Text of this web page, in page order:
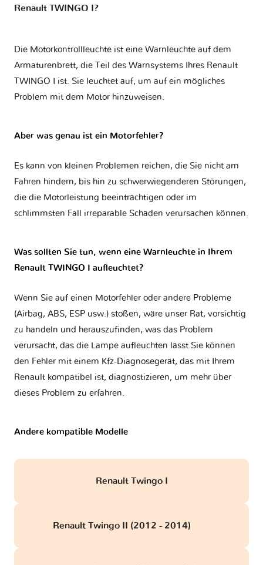
Renault TWINGO I?
Die Motorkontrollleuchte ist eine Warnleuchte auf dem
Armaturenbrett, die Teil des Warnsystems Ihres Renault
TWINGO I ist. Sie leuchtet auf, um auf ein mögliches
Problem mit dem Motor hinzuweisen.
Aber was genau ist ein Motorfehler?
Es kann von kleinen Problemen reichen, die Sie nicht am
Fahren hindern, bis hin zu schwerwiegenderen Störungen,
die die Motorleistung beeinträchtigen oder im
schlimmsten Fall irreparable Schäden verursachen können.
Was sollten Sie tun, wenn eine Warnleuchte in Ihrem
Renault TWINGO I aufleuchtet?
Wenn Sie auf einen Motorfehler oder andere Probleme
(Airbag, ABS, ESP usw.) stoßen, wäre unser Rat, vorsichtig
zu handeln und herauszufinden, was das Problem
verursacht, das die Lampe aufleuchten lässt.Sie können
den Fehler mit einem Kfz-Diagnosegerät, das mit Ihrem
Renault kompatibel ist, diagnostizieren, um mehr über
dieses Problem zu erfahren.
Andere kompatible Modelle
Renault Twingo I
Renault Twingo II (2012 - 2014)